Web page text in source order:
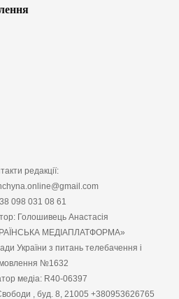
редакції:
098 031 08 61
Голошивець Анастасія
МЕДІАПЛАТФОРМА»
України з питань телебачення і
№1632
медіа: R40-06397
, буд. 8, 21005 +380953626765